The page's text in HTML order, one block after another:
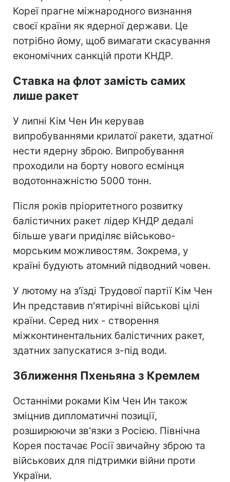
Кореї прагне міжнародного визнання
своєї країни як ядерної держави. Це
потрібно йому, щоб вимагати скасування
економічних санкцій проти КНДР.
Ставка на флот замість самих
лише ракет
У липні Кім Чен Ин керував
випробуваннями крилатої ракети, здатної
нести ядерну зброю. Випробування
проходили на борту нового есмінця
водотоннажністю 5000 тонн.
Після років пріоритетного розвитку
балістичних ракет лідер КНДР дедалі
більше уваги приділяє військово-
морським можливостям. Зокрема, у
країні будують атомний підводний човен.
У лютому на з'їзді Трудової партії Кім Чен
Ин представив п'ятирічні військові цілі
країни. Серед них - створення
міжконтинентальних балістичних ракет,
здатних запускатися з-під води.
Зближення Пхеньяна з Кремлем
Останніми роками Кім Чен Ин також
зміцнив дипломатичні позиції,
розширюючи зв'язки з Росією. Північна
Корея постачає Росії звичайну зброю та
військових для підтримки війни проти
України.